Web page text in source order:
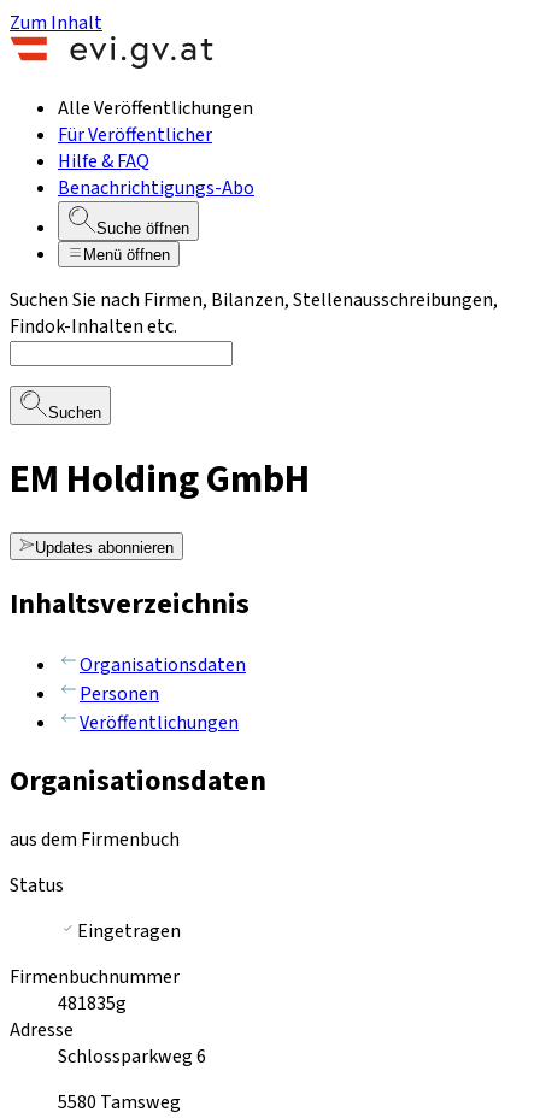
Zum Inhalt
Alle Veröffentlichungen
Für Veröffentlicher
Hilfe & FAQ
Benachrichtigungs-Abo
Suche öffnen
Menü öffnen
Suchen Sie nach Firmen, Bilanzen, Stellenausschreibungen,
Findok-Inhalten etc.
Suchen
EM Holding GmbH
Updates abonnieren
Inhaltsverzeichnis
Organisationsdaten
Personen
Veröffentlichungen
Organisationsdaten
aus dem Firmenbuch
Status
Eingetragen
Firmenbuchnummer
481835g
Adresse
Schlossparkweg 6
5580 Tamsweg